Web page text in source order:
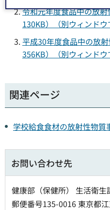
令和元年度食品中の放
130KB）（別ウィンドウ
平成30年度食品中の放
356KB）（別ウィンドウ
関連ページ
学校給食食材の放射性物質
お問い合わせ先
健康部（保健所） 生活衛
郵便番号135-0016 東京都